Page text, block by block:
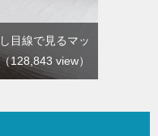
目線で見るマッ
（128,843 view）